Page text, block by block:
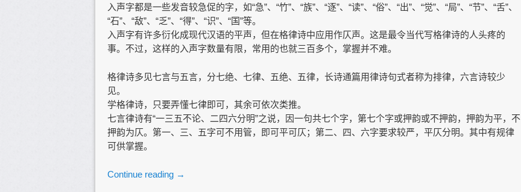
入声字都是一些发音较急促的字，如“急”、“竹”、“族”、“逐”、“读”、“俗”、“出”、“觉”、“局”、“节”、“舌”、
“石”、“敌”、“乏”、“得”、“识”、“国”等。
入声字有许多衍化成现代汉语的平声，但在格律诗中应用作仄声。这是最令当代写格律诗的人头疼的
事。不过，这样的入声字数量有限，常用的也就三百多个，掌握并不难。
格律诗多见七言与五言，分七绝、七律、五绝、五律，长诗通篇用律诗句式者称为排律，六言诗较少
见。
学格律诗，只要弄懂七律即可，其余可依次类推。
七言律诗有“一三五不论、二四六分明”之说，因一句共七个字，第七个字或押韵或不押韵，押韵为平，不
押韵为仄。第一、三、五字可不用管，即可平可仄；第二、四、六字要求较严，平仄分明。其中有规律
可供掌握。
Continue reading →